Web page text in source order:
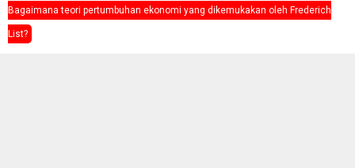
Bagaimana teori pertumbuhan ekonomi yang dikemukakan oleh Frederich
List?